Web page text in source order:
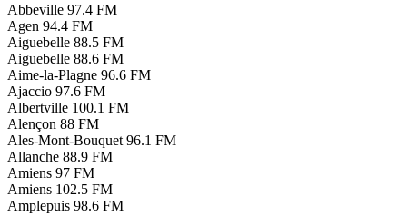
Abbeville 97.4 FM
Agen 94.4 FM
Aiguebelle 88.5 FM
Aiguebelle 88.6 FM
Aime-la-Plagne 96.6 FM
Ajaccio 97.6 FM
Albertville 100.1 FM
Alençon 88 FM
Ales-Mont-Bouquet 96.1 FM
Allanche 88.9 FM
Amiens 97 FM
Amiens 102.5 FM
Amplepuis 98.6 FM